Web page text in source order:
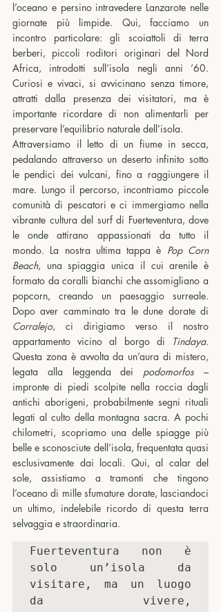
l’oceano e persino intravedere Lanzarote nelle
giornate più limpide. Qui, facciamo un
incontro particolare: gli scoiattoli di terra
berberi, piccoli roditori originari del Nord
Africa, introdotti sull’isola negli anni ’60.
Curiosi e vivaci, si avvicinano senza timore,
attratti dalla presenza dei visitatori, ma è
importante ricordare di non alimentarli per
preservare l’equilibrio naturale dell’isola.
Attraversiamo il letto di un fiume in secca,
pedalando attraverso un deserto infinito sotto
le pendici dei vulcani, fino a raggiungere il
mare. Lungo il percorso, incontriamo piccole
comunità di pescatori e ci immergiamo nella
vibrante cultura del surf di Fuerteventura, dove
le onde attirano appassionati da tutto il
mondo. La nostra ultima tappa è Pop Corn
Beach, una spiaggia unica il cui arenile è
formato da coralli bianchi che assomigliano a
popcorn, creando un paesaggio surreale.
Corralejo, ci dirigiamo verso il nostro
appartamento vicino al borgo di
Tindaya.
Questa zona è avvolta da un’aura di mistero,
legata alla leggenda dei podomorfos –
impronte di piedi scolpite nella roccia dagli
antichi aborigeni, probabilmente segni rituali
legati al culto della montagna sacra. A pochi
chilometri, scopriamo una delle spiagge più
belle e sconosciute dell’isola, frequentata quasi
esclusivamente dai locali. Qui, al calar del
sole, assistiamo a tramonti che tingono
l’oceano di mille sfumature dorate, lasciandoci
un ultimo, indelebile ricordo di questa terra
selvaggia e straordinaria.
Fuerteventura non è
solo un’isola da
visitare, ma un luogo
da vivere,